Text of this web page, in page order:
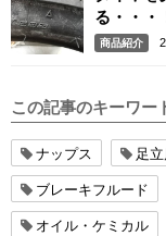
る・・・
商品紹介
この記事のキーワー
ナップス 足
ブレーキフルード
オイル・ケミカル